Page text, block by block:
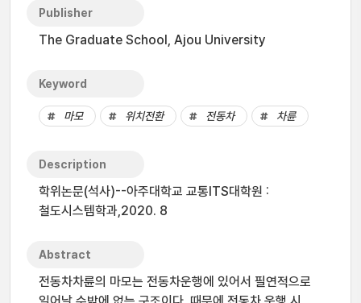
Publisher
The Graduate School, Ajou University
Keyword
마모 위치전환 전동차 차륜
Description
학위논문(석사)--아주대학교 교통ITS대학원 :
철도시스템학과,2020. 8
Abstract
전동차차륜의 마모는 전동차운행에 있어서 필연적으로